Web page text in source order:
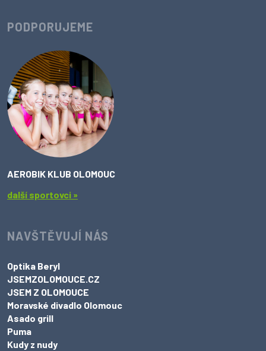
PODPORUJEME
AEROBIK KLUB OLOMOUC
další sportovci »
NAVŠTĚVUJÍ NÁS
Optika Beryl
JSEMZOLOMOUCE.CZ
JSEM Z OLOMOUCE
Moravské divadlo Olomouc
Asado grill
Puma
Kudy z nudy